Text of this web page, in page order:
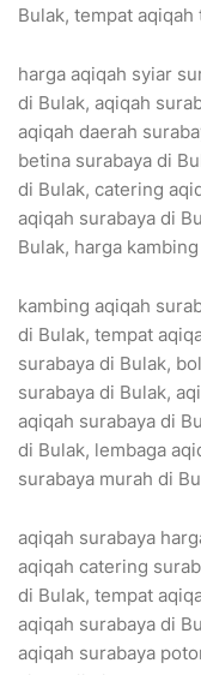
Bulak, tempat
harga aqiqah syiar
di Bulak, aqiqah
aqiqah daerah
betina surabaya di
di Bulak, catering
aqiqah surabaya di
Bulak, harga
kambing aqiqah
di Bulak, tempat
surabaya di Bulak,
surabaya di Bulak,
aqiqah surabaya di
di Bulak, lembaga
surabaya murah di
aqiqah surabaya
aqiqah catering
di Bulak, tempat
aqiqah surabaya di
aqiqah surabaya